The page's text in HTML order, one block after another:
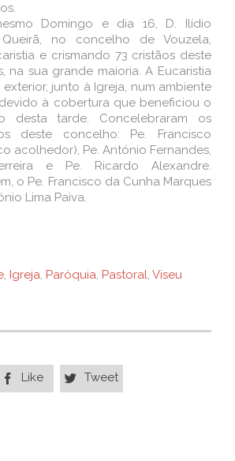
Domingo e dia 16, D. Ilídio
no concelho de Vouzela,
e crismando 73 cristãos deste
na sua grande maioria. A Eucaristia
junto à Igreja, num ambiente
à cobertura que beneficiou o
desta tarde. Concelebraram os
deste concelho: Pe. Francisco
acolhedor), Pe. António Fernandes,
e Pe. Ricardo Alexandre.
o Pe. Francisco da Cunha Marques
Lima Paiva.
, Igreja, Paróquia, Pastoral, Viseu
 Like  Tweet